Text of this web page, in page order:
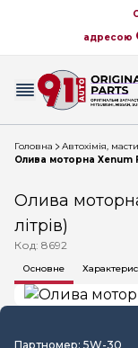
адресою
Головна
Автохімія,
Олива моторна Xenum
Олива
літрів)
Код: 8692
Основне
Партномер: 5W-30